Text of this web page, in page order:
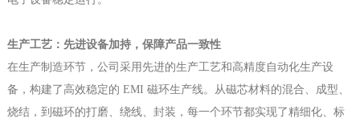
生产工艺：先进设备加持，保障产品一致性
在生产制造环节，公司采用先进的生产工艺和高精度自动化生产设
备，构建了高效稳定的 EMI 磁环生产线。从磁芯材料的混合、成型、
烧结，到磁环的打磨、绕线、封装，每一个环节都实现了精细化、标